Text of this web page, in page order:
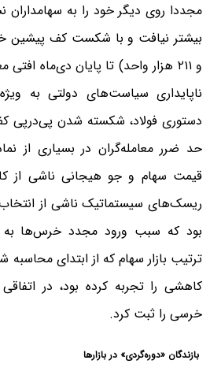
مجددا روی دیگر خود را به
ناپایداری سیاست‌های دولتی به
دستوری فولاد، شکسته شدن پی‌در‌پی
حد ضرر معامله‌گران در بسیاری از
قیمت‌ سهام و جو هیجانی ناشی از
ریسک‌های سیستماتیک ناشی از انتخاب
بود که سبب ورود مجدد خرس‌ها به
کاهشی را تجربه کرده بود، در
خرسی را ثبت کرد.
بازندگان «دوره‌گردی» در بازارها